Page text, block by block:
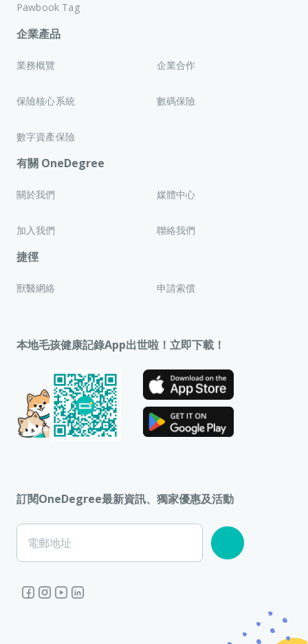
Pawbook Tag
企業產品
業務概覽 企業合作
保險核心系統 數碼保險
數字資產保險
有關 OneDegree
關於我們 媒體中心
加入我們 聯絡我們
捷徑
獸醫網絡 申請索償
本地毛孩健康記錄App出世啦！立即下載！
訂閱OneDegree最新資訊、獨家優惠及活動
電郵地址